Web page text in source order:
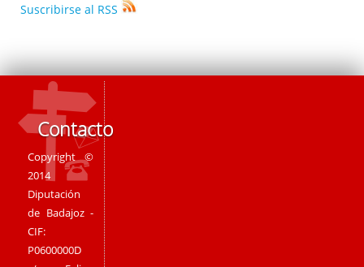
Suscribirse al RSS
Contacto
Copyright ©
2014
Diputación
de Badajoz -
CIF:
P0600000D